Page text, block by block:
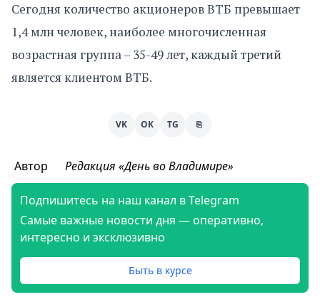
Сегодня количество акционеров ВТБ превышает
1,4 млн человек, наиболее многочисленная
возрастная группа – 35-49 лет, каждый третий
является клиентом ВТБ.
VK OK TG ⎘
Автор Редакция «День во Владимире»
Подпишитесь на наш канал в Telegram
Самые важные новости дня — оперативно,
интересно и эксклюзивно
Быть в курсе